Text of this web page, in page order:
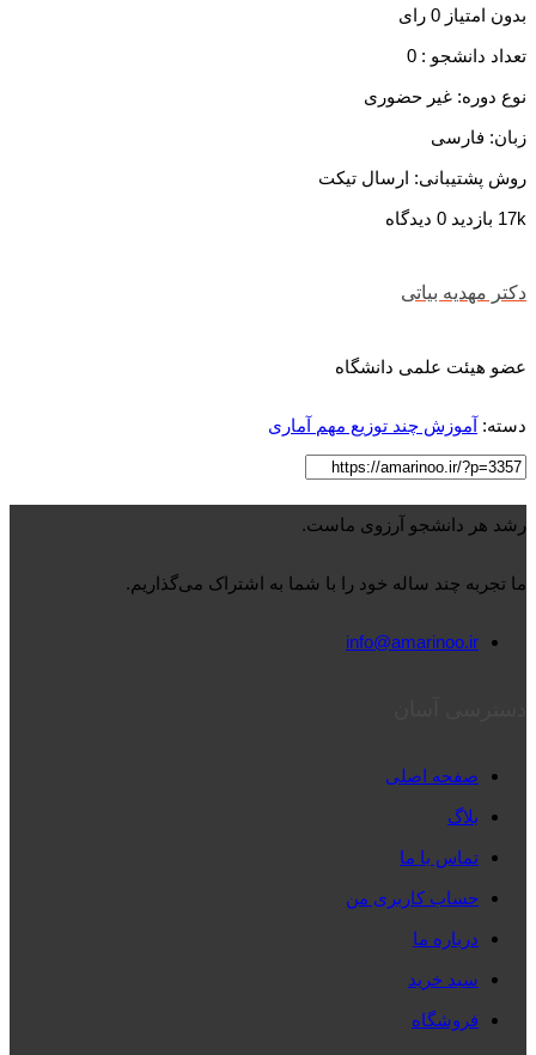
بدون امتیاز 0 رای
تعداد دانشجو : 0
نوع دوره: غیر حضوری
زبان: فارسی
روش پشتیبانی: ارسال تیکت
17k بازدید
دکتر مهدیه بیاتی
عضو هیئت علمی دانشگاه
دسته: آموزش چند توزیع مهم آماری
رشد هر دانشجو آرزوی ماست.
ما تجربه چند ساله خود را با شما به اشتراک می‌گذاریم.
info@amarinoo.ir
صفحه اصلی
بلاگ
تماس با ما
حساب کاربری من
درباره ما
سبد خرید
فروشگاه